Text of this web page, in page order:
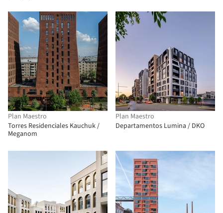
Plan Maestro
Torres Residenciales Kauchuk /
Meganom
Plan Maestro
Departamentos Lumina / DKO